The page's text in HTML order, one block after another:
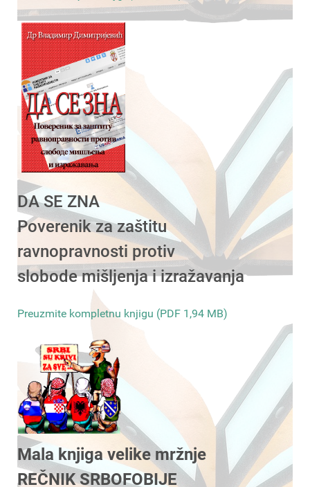
DA SE ZNA
Poverenik za zaštitu
ravnopravnosti protiv
slobode mišljenja i izražavanja
Preuzmite kompletnu knjigu (PDF 1,94 MB)
Mala knjiga velike mržnje
REČNIK SRBOFOBIJE